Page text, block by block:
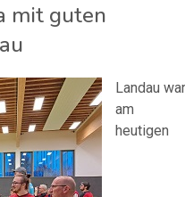
mit guten
Landau war
am
heutigen